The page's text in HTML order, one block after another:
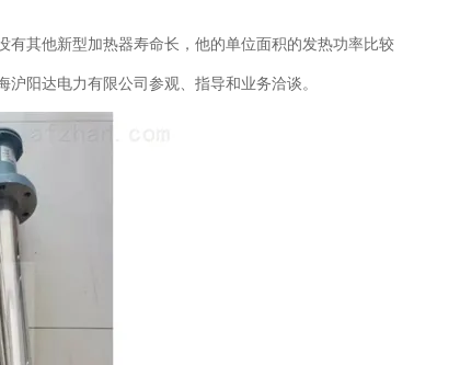
其他新型加热器寿命长，他的单位面积的发热功率比较
阳达电力有限公司参观、指导和业务洽谈。